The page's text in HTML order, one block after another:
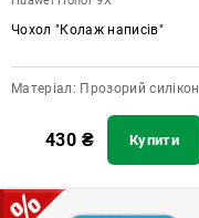
Чохол "Колаж написів"
Матеріал: Прозорий силікон
430 ₴ Купити